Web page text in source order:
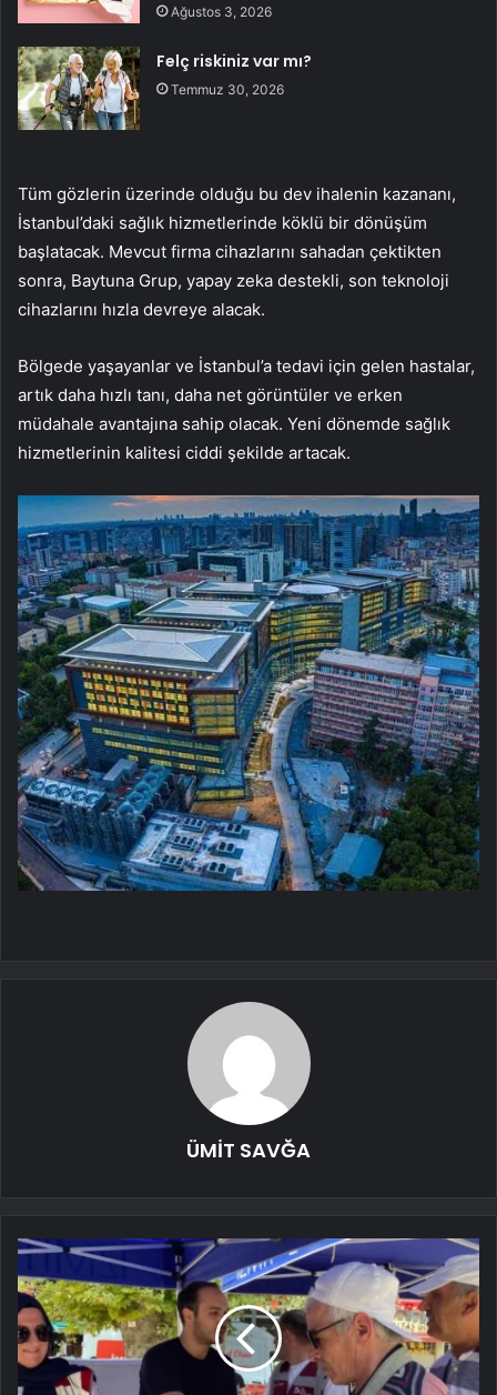
Ağustos 3, 2026
Felç riskiniz var mı?
Temmuz 30, 2026
Tüm gözlerin üzerinde olduğu bu dev ihalenin kazananı,
İstanbul’daki sağlık hizmetlerinde köklü bir dönüşüm
başlatacak. Mevcut firma cihazlarını sahadan çektikten
sonra, Baytuna Grup, yapay zeka destekli, son teknoloji
cihazlarını hızla devreye alacak.
Bölgede yaşayanlar ve İstanbul’a tedavi için gelen hastalar,
artık daha hızlı tanı, daha net görüntüler ve erken
müdahale avantajına sahip olacak. Yeni dönemde sağlık
hizmetlerinin kalitesi ciddi şekilde artacak.
ÜMİT SAVĞA